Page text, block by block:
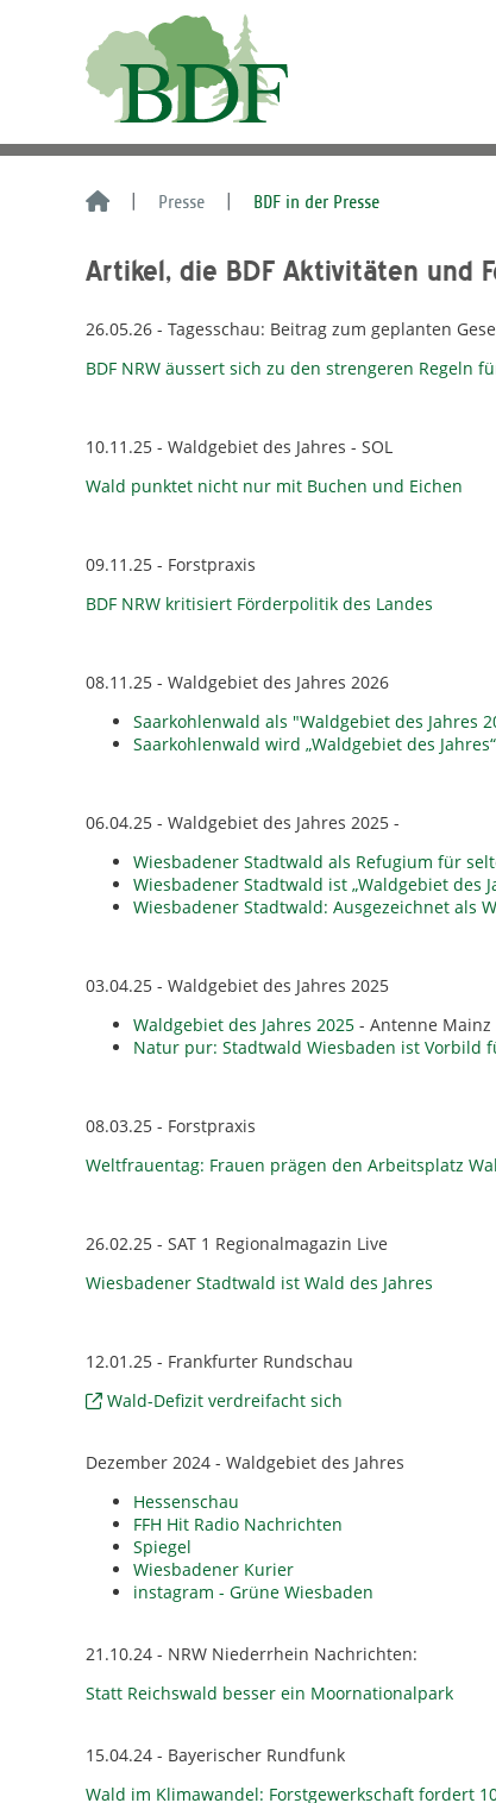
Presse BDF in der Presse
Artikel, die BDF Aktivitäten und
26.05.26 - Tagesschau: Beitrag zum geplanten
BDF NRW äussert sich zu den strengeren Regeln
10.11.25 - Waldgebiet des Jahres - SOL
Wald punktet nicht nur mit Buchen und Eichen
09.11.25 - Forstpraxis
BDF NRW kritisiert Förderpolitik des Landes
08.11.25 - Waldgebiet des Jahres 2026
Saarkohlenwald als "Waldgebiet des Jahres
Saarkohlenwald wird „Waldgebiet des Jahres“
06.04.25 - Waldgebiet des Jahres 2025 -
Wiesbadener Stadtwald als Refugium für
Wiesbadener Stadtwald ist „Waldgebiet des
Wiesbadener Stadtwald: Ausgezeichnet als
03.04.25 - Waldgebiet des Jahres 2025
Waldgebiet des Jahres 2025 - Antenne Mainz
Natur pur: Stadtwald Wiesbaden ist Vorbild
08.03.25 - Forstpraxis
Weltfrauentag: Frauen prägen den Arbeitsplatz
26.02.25 - SAT 1 Regionalmagazin Live
Wiesbadener Stadtwald ist Wald des Jahres
12.01.25 - Frankfurter Rundschau
Wald-Defizit verdreifacht sich
Dezember 2024 - Waldgebiet des Jahres
Hessenschau
FFH Hit Radio Nachrichten
Spiegel
Wiesbadener Kurier
instagram - Grüne Wiesbaden
21.10.24 - NRW Niederrhein Nachrichten:
Statt Reichswald besser ein Moornationalpark
15.04.24 - Bayerischer Rundfunk
Wald im Klimawandel: Forstgewerkschaft fordert